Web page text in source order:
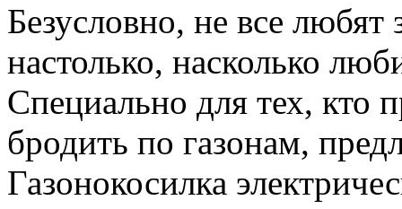
Безусловно, не все любят
настолько, насколько
Специально для тех, кто
бродить по газонам,
Газонокосилка